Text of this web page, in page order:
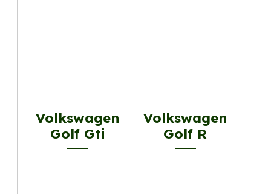
Volkswagen
Golf Gti
Volkswagen
Golf R